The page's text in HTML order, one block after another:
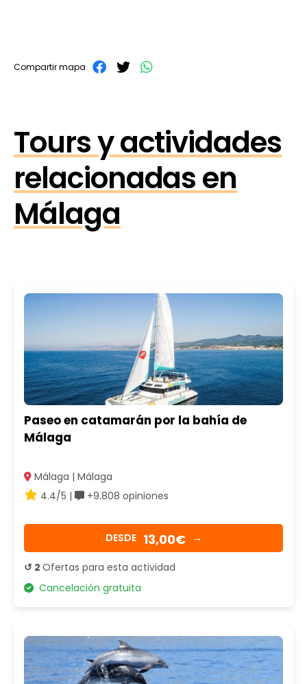
Compartir mapa
Tours y actividades
relacionadas en
Málaga
Paseo en catamarán por la bahía de
Málaga
Málaga | Málaga
4.4/5 |
+9.808 opiniones
DESDE 13,00€ →
↺ 2 Ofertas para esta actividad
Cancelación gratuita